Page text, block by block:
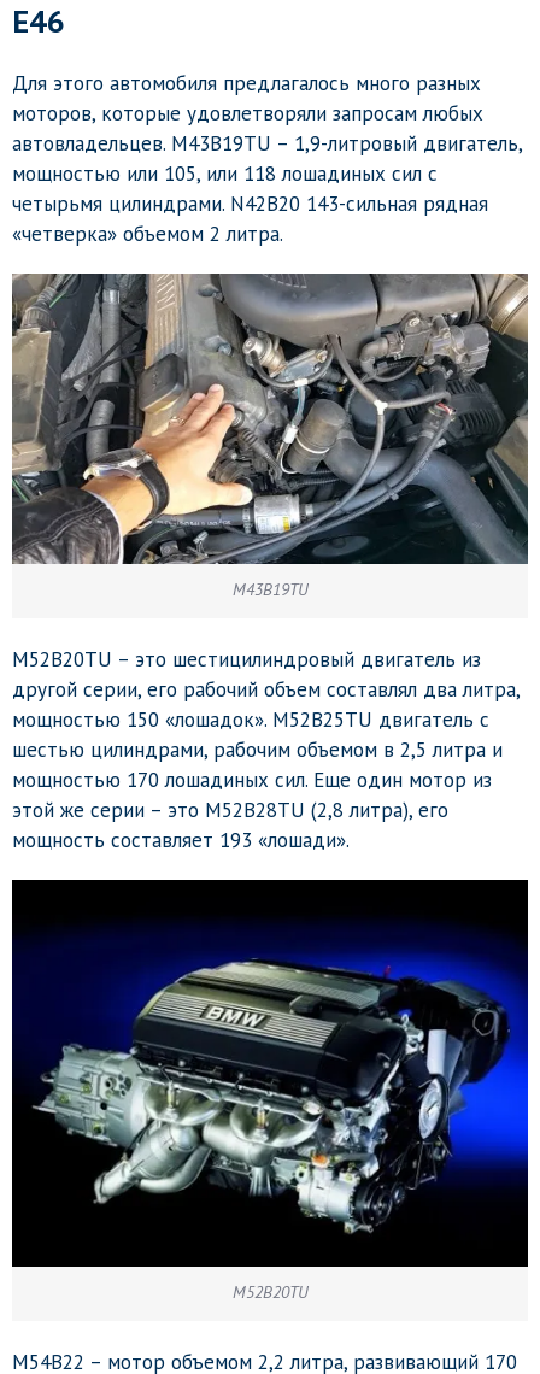
E46
Для этого автомобиля предлагалось много разных
моторов, которые удовлетворяли запросам любых
автовладельцев. M43B19TU – 1,9-литровый двигатель,
мощностью или 105, или 118 лошадиных сил с
четырьмя цилиндрами. N42B20 143-сильная рядная
«четверка» объемом 2 литра.
M43B19TU
M52B20TU – это шестицилиндровый двигатель из
другой серии, его рабочий объем составлял два литра,
мощностью 150 «лошадок». M52B25TU двигатель с
шестью цилиндрами, рабочим объемом в 2,5 литра и
мощностью 170 лошадиных сил. Еще один мотор из
этой же серии – это M52B28TU (2,8 литра), его
мощность составляет 193 «лошади».
M52B20TU
M54B22 – мотор объемом 2,2 литра, развивающий 170